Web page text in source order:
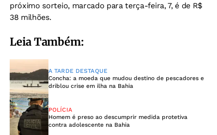
próximo sorteio, marcado para terça-feira, 7, é de R$
38 milhões.
Leia Também:
A TARDE DESTAQUE
Concha: a moeda que mudou destino de pescadores e
driblou crise em ilha na Bahia
POLÍCIA
Homem é preso ao descumprir medida protetiva
contra adolescente na Bahia